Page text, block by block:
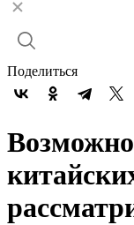
Поделиться